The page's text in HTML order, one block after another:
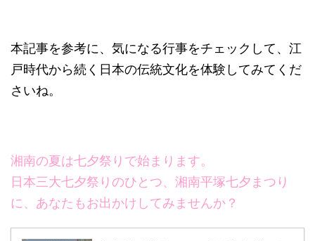
本記事を参考に、気になる行事をチェックして、江
戸時代から続く日本の伝統文化を体験してみてくだ
さいね。
湘南の夏は七夕祭りで始まります。
日本三大七夕祭りのひとつ、湘南平塚七夕まつり
に、あなたもお出かけしてみませんか？